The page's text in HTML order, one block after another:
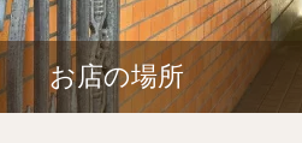
お店の場所